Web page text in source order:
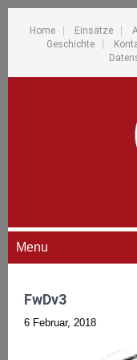
Home Einsätze
Geschichte
Menu
FwDv3
6 Februar, 2018